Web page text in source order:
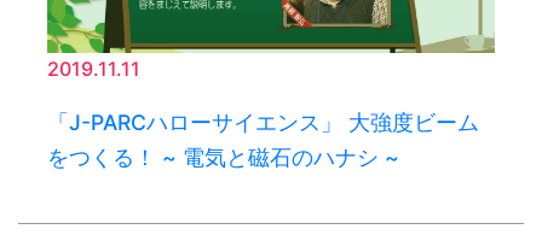
2019.11.11
「J-PARCハローサイエンス」 大強度ビーム
をつくる！ ~ 電気と磁石のハナシ ~